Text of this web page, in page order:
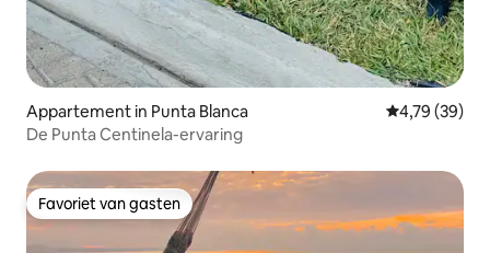
Appartement in Punta Blanca Gemiddelde
4,79 (39)
De Punta Centinela-ervaring
Favoriet van gasten
Favoriet van gasten